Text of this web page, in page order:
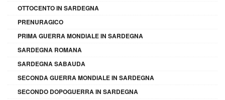
OTTOCENTO IN SARDEGNA
PRENURAGICO
PRIMA GUERRA MONDIALE IN SARDEGNA
SARDEGNA ROMANA
SARDEGNA SABAUDA
SECONDA GUERRA MONDIALE IN SARDEGNA
SECONDO DOPOGUERRA IN SARDEGNA